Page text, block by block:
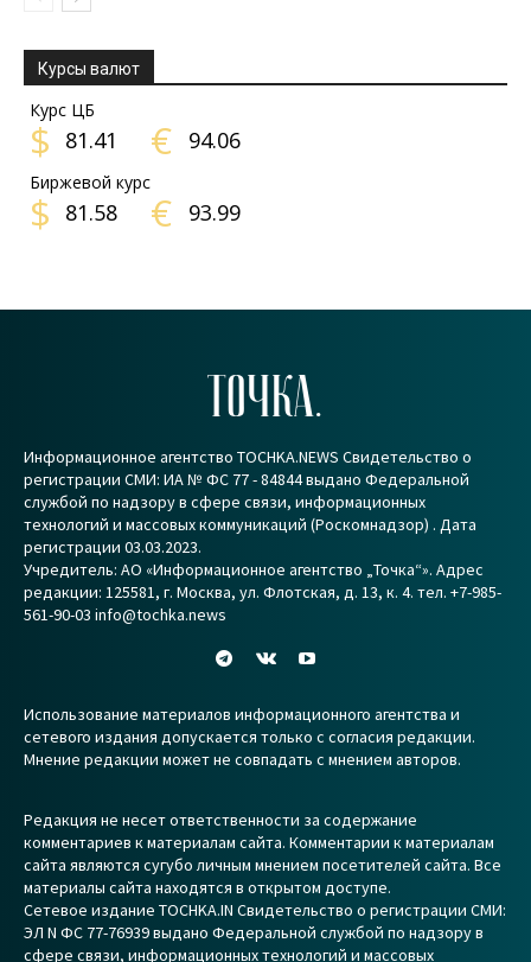
Курсы валют
Курс ЦБ
$ 81.41 € 94.06
Биржевой курс
$ 81.58 € 93.99
ТОЧКА.
Информационное агентство TOCHKA.NEWS Свидетельство о
регистрации СМИ: ИА № ФС 77 - 84844 выдано Федеральной
службой по надзору в сфере связи, информационных
технологий и массовых коммуникаций (Роскомнадзор) . Дата
регистрации 03.03.2023.
Учредитель: АО «Информационное агентство „Точка“». Адрес
редакции: 125581, г. Москва, ул. Флотская, д. 13, к. 4. тел. +7-985-
561-90-03 info@tochka.news
Использование материалов информационного агентства и
сетевого издания допускается только с согласия редакции.
Мнение редакции может не совпадать с мнением авторов.
Редакция не несет ответственности за содержание
комментариев к материалам сайта. Комментарии к материалам
сайта являются сугубо личным мнением посетителей сайта. Все
материалы сайта находятся в открытом доступе.
Сетевое издание TOCHKA.IN Свидетельство о регистрации СМИ:
ЭЛ N ФС 77-76939 выдано Федеральной службой по надзору в
сфере связи, информационных технологий и массовых